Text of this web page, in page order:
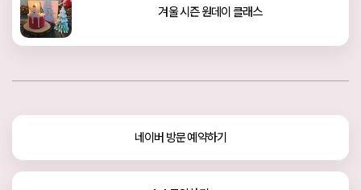
겨울 시즌 원데이 클래스
네이버 방문 예약하기